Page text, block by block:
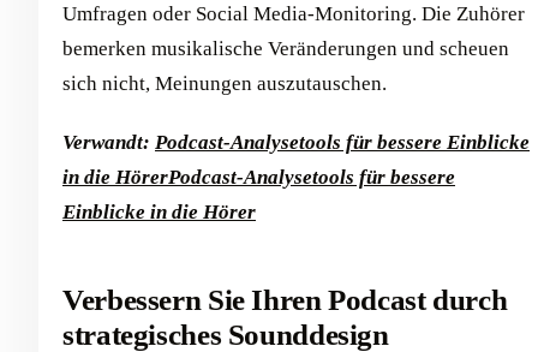
Umfragen oder Social Media-Monitoring. Die Zuhörer
bemerken musikalische Veränderungen und scheuen
sich nicht, Meinungen auszutauschen.
Verwandt: Podcast-Analysetools für bessere Einblicke
in die HörerPodcast-Analysetools für bessere
Einblicke in die Hörer
Verbessern Sie Ihren Podcast durch
strategisches Sounddesign